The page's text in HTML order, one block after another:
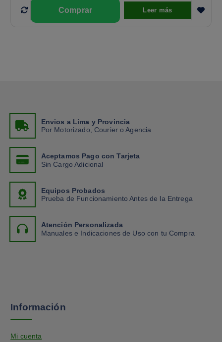
Leer más
Envios a Lima y Provincia
Por Motorizado, Courier o Agencia
Aceptamos Pago con Tarjeta
Sin Cargo Adicional
Equipos Probados
Prueba de Funcionamiento Antes de la Entrega
Atención Personalizada
Manuales e Indicaciones de Uso con tu Compra
Información
Mi cuenta